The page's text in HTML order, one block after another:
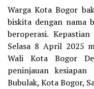
Warga Kota Bogor
biskita dengan nama
beroperasi.
Selasa 8 April 2025
Wali Kota Bogor
peninjauan
Bubulak, Kota Bogor,